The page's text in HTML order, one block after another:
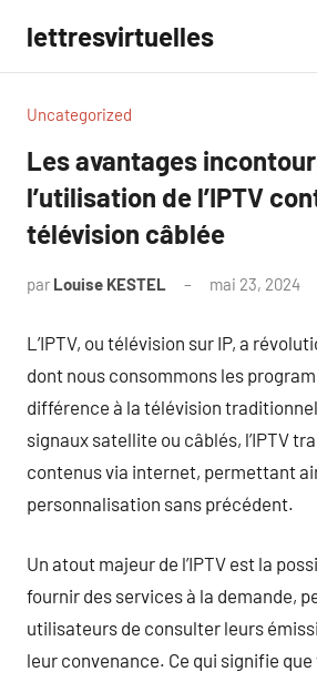
contenu
lettresvirtuelles
Uncategorized
Les avantages
l’utilisation de l’IPTV
télévision câblée
par Louise KESTEL mai 23, 2024
L’IPTV, ou télévision sur IP, a
dont nous consommons les
différence à la télévision
signaux satellite ou câblés, l’IPTV
contenus via internet, permettant
personnalisation sans précédent.
Un atout majeur de l’IPTV est la
fournir des services à la demande,
utilisateurs de consulter leurs
leur convenance. Ce qui signifie que